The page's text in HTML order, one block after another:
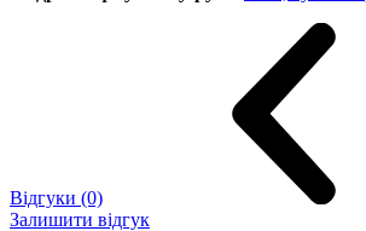
Відгуки (0)
Залишити відгук